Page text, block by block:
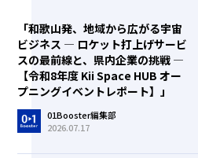
「和歌山発、地域から広がる宇宙
ビジネス ― ロケット打上げサービ
スの最前線と、県内企業の挑戦 ―
【令和8年度 Kii Space HUB オー
プニングイベントレポート】」
01Booster編集部
2026.07.17